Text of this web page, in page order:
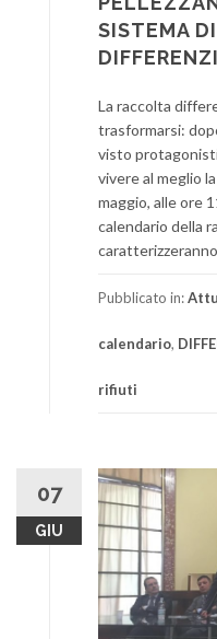
SISTEMA
La raccolta
trasformarsi:
visto
vivere al meglio
maggio, alle ore
calendario della
Pubblicato in:
calendario,
rifiuti
07
GIU